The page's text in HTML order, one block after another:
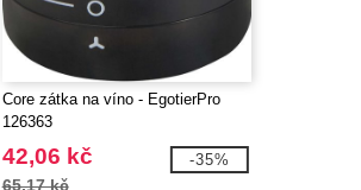
Core zátka na víno - EgotierPro
126363
42,06 kč
65,17 kč
-35%